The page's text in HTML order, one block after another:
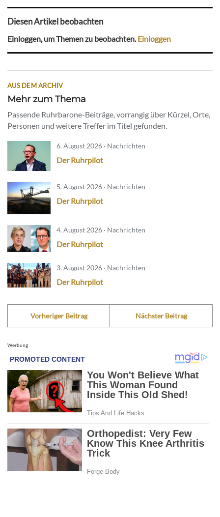
Diesen Artikel beobachten
Einloggen, um Themen zu beobachten.Einloggen
AUS DEM ARCHIV
Mehr zum Thema
Passende Ruhrbarone-Beiträge, vorrangig über Kürzel, Orte,
Personen und weitere Treffer im Titel gefunden.
6. August 2026 · Nachrichten
Der Ruhrpilot
5. August 2026 · Nachrichten
Der Ruhrpilot
4. August 2026 · Nachrichten
Der Ruhrpilot
3. August 2026 · Nachrichten
Der Ruhrpilot
Vorheriger Beitrag Nächster Beitrag
Werbung